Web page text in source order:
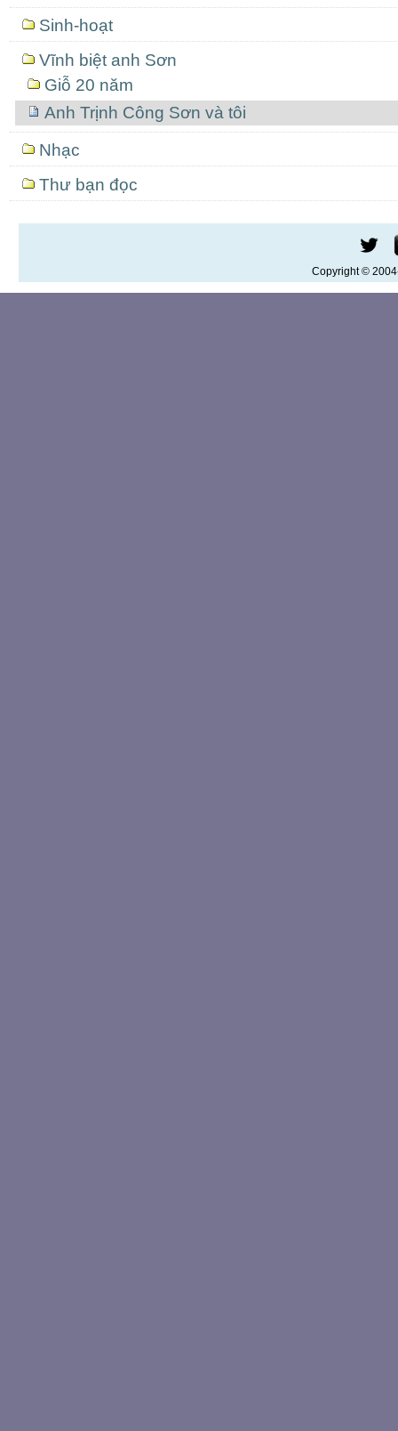
Sinh-hoạt
Vĩnh biệt anh Sơn
Giỗ 20 năm
Anh Trịnh Công Sơn và tôi
Nhạc
Thư bạn đọc
Copyright ©